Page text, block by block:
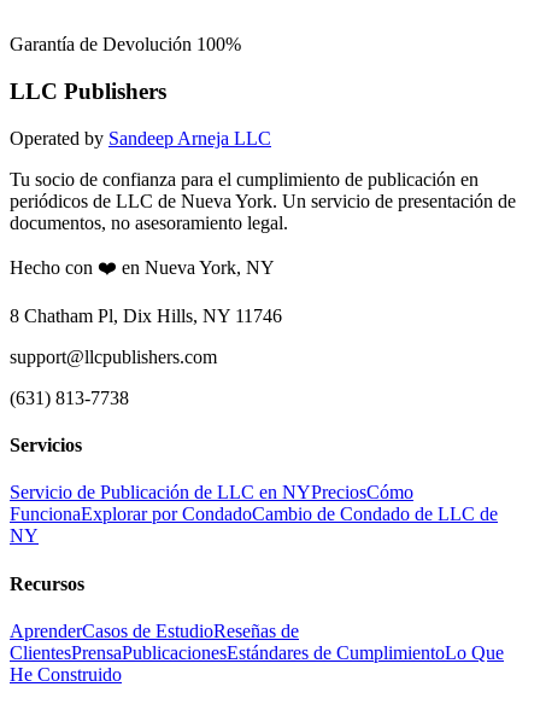
Garantía de Devolución 100%
LLC Publishers
Operated by Sandeep Arneja LLC
Tu socio de confianza para el cumplimiento de publicación en
periódicos de LLC de Nueva York. Un servicio de presentación de
documentos, no asesoramiento legal.
Hecho con ❤️ en Nueva York, NY
8 Chatham Pl, Dix Hills, NY 11746
support@llcpublishers.com
(631) 813-7738
Servicios
Servicio de Publicación de LLC en NYPreciosCómo
FuncionaExplorar por CondadoCambio de Condado de LLC de
NY
Recursos
AprenderCasos de EstudioReseñas de
ClientesPrensaPublicacionesEstándares de CumplimientoLo Que
He Construido